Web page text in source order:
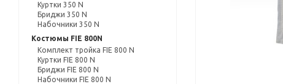
Куртки 350 N
Бриджи 350 N
Набочники 350 N
Костюмы FIE 800N
Комплект тройка FIE 800 N
Куртки FIE 800 N
Бриджи FIE 800 N
Набочники FIE 800 N